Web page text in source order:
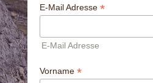
E-Mail Adresse *
E-Mail Adresse
Vorname *